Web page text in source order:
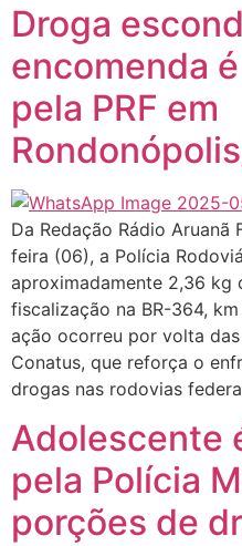
Droga
encomenda
pela PRF em
Da Redação Rádio
feira (06), a Polícia
aproximadamente 2,36 kg
fiscalização na BR-364,
ação ocorreu por volta
Conatus, que reforça o
drogas nas rodovias
Adolescente
pela Polícia
porções de